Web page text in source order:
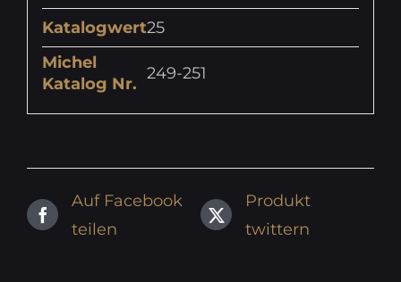
Katalogwert25
Michel
Katalog Nr.
249-251
Auf Facebook
teilen
Produkt
twittern